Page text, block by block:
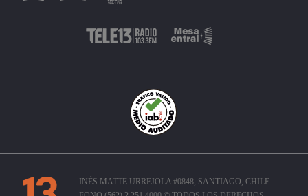
INÉS MATTE URREJOLA #0848, SANTIAGO, CHILE